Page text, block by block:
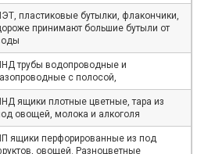
пластиковые бутылки, флакончики,
принимают большие бутыли от
трубы водопроводные и
с полосой,
ящики плотные цветные, тара из
овощей, молока и алкоголя
ящики перфорированные из под
овощей. Разноцветные